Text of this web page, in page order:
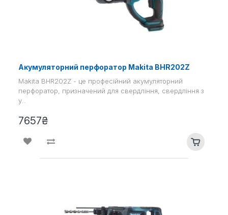
Акумуляторний перфоратор Makita BHR202Z
Makita BHR202Z - це професійний акумуляторний
перфоратор, призначений для свердління, свердління з
у..
7657₴